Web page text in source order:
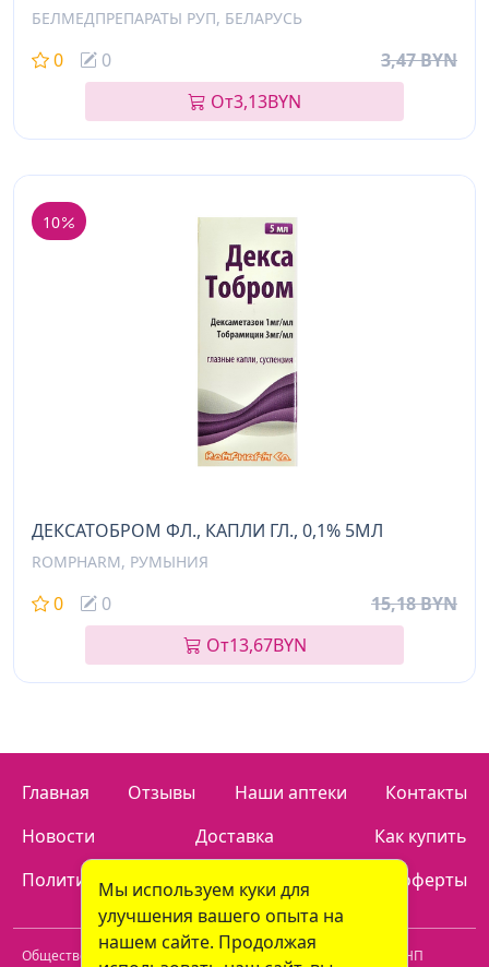
БЕЛМЕДПРЕПАРАТЫ РУП, БЕЛАРУСЬ
0 0
3,47 BYN
От3,13BYN
10
ДЕКСАТОБРОМ ФЛ., КАПЛИ ГЛ., 0,1% 5МЛ
ROMPHARM, РУМЫНИЯ
0 0
15,18 BYN
От13,67BYN
Главная Отзывы Наши аптеки
Контакты
Новости
Доставка
Как купить
Политика конфиденциальности
Договор оферты
Общество с ограниченной ответственностью "Пролайф" УНП
Мы используем куки для
улучшения вашего опыта на
нашем сайте. Продолжая